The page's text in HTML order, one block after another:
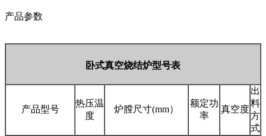
产品参数
卧式真空烧结炉型号表
产品型号
热压温
度
炉膛尺寸(mm）
额定功
率
真空度
出
料
方
式